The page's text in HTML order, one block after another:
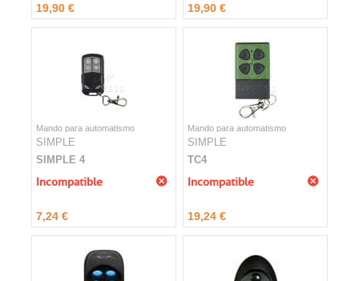
19,90 € 19,90 €
Mando para automatismo
SIMPLE
SIMPLE 4
Incompatible
7,24 €
Mando para automatismo
SIMPLE
TC4
Incompatible
19,24 €